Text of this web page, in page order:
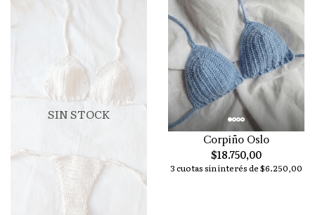
SIN STOCK
Corpiño Oslo
$18.750,00
3 cuotas sin interés de $6.250,00